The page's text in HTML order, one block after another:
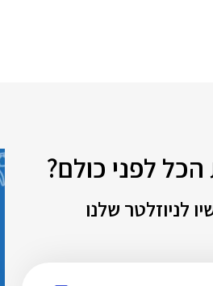
לפני כולם?
לניוזלטר שלנו